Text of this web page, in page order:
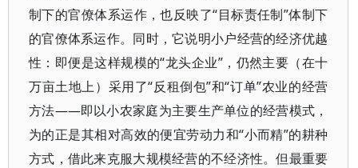
制下的官僚体系运作，也反映了“目标责任制”体制下
的官僚体系运作。同时，它说明小户经营的经济优越
性：即便是这样规模的“龙头企业”，仍然主要（在十
万亩土地上）采用了“反租倒包”和“订单”农业的经营
方法——即以小农家庭为主要生产单位的经营模式，
为的正是其相对高效的便宜劳动力和“小而精”的耕种
方式，借此来克服大规模经营的不经济性。但最重要